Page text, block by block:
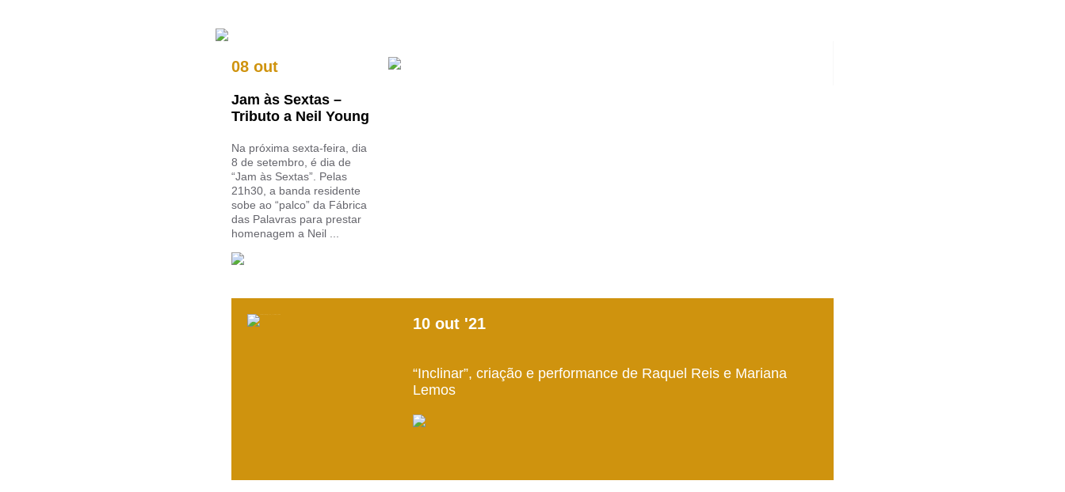
08 out
Jam às Sextas –
Tributo a Neil Young
Na próxima sexta-feira, dia
8 de setembro, é dia de
“Jam às Sextas”. Pelas
21h30, a banda residente
sobe ao “palco” da Fábrica
das Palavras para prestar
homenagem a Neil ...
10 out '21
“Inclinar”, criação e performance de Raquel Reis e Mariana
Lemos